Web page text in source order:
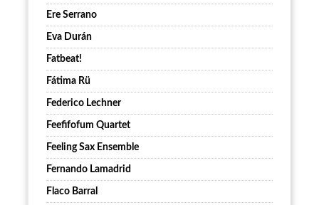
Ere Serrano
Eva Durán
Fatbeat!
Fátima Rü
Federico Lechner
Feefifofum Quartet
Feeling Sax Ensemble
Fernando Lamadrid
Flaco Barral